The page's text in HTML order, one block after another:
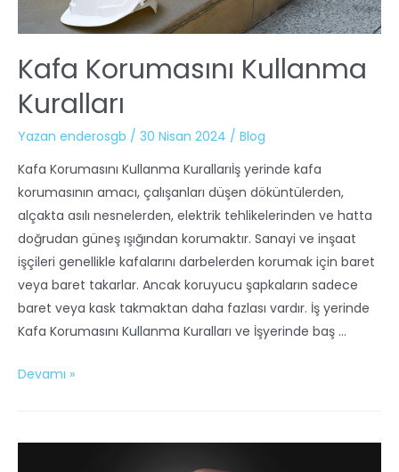
Kafa Korumasını Kullanma
Kuralları
Yazan enderosgb / 30 Nisan 2024 / Blog
Kafa Korumasını Kullanma Kurallarıİş yerinde kafa
korumasının amacı, çalışanları düşen döküntülerden,
alçakta asılı nesnelerden, elektrik tehlikelerinden ve hatta
doğrudan güneş ışığından korumaktır. Sanayi ve inşaat
işçileri genellikle kafalarını darbelerden korumak için baret
veya baret takarlar. Ancak koruyucu şapkaların sadece
baret veya kask takmaktan daha fazlası vardır. İş yerinde
Kafa Korumasını Kullanma Kuralları ve İşyerinde baş …
Devamı »